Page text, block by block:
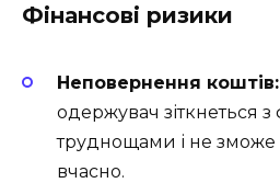
Фінансові ризики
Неповернення коштів:
одержувач зіткнеться
труднощами і не
вчасно.